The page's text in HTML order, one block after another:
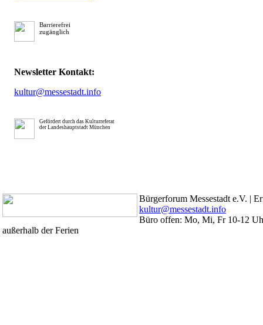
Barrierefrei
zugänglich
Newsletter Kontakt:
kultur@messestadt.info
Gefördert durch das Kulturreferat
der Landeshauptstadt München
Bürgerforum Messestadt e.V. |
kultur@messestadt.info
Büro offen: Mo, Mi, Fr 10-12
außerhalb der Ferien